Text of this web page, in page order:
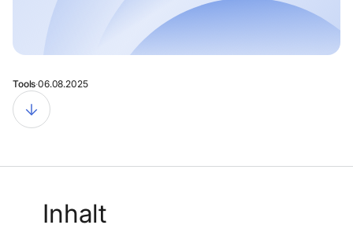
Tools·06.08.2025
Inhalt